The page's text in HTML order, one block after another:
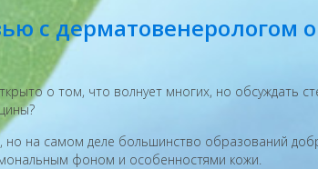
с дерматовенерологом
о том, что волнует многих, но обсуждать
на самом деле большинство образований
фоном и особенностями кожи.